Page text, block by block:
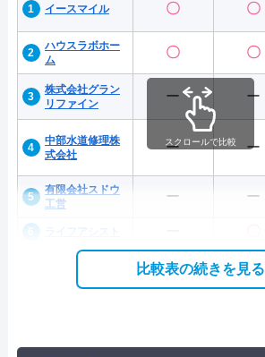
イースマイル 〇 〇
ハウスラボホー
ム
〇 〇
株式会社グラン
リファイン
ー ー
中部水道修理株
式会社
ー ー
有限会社スドウ
工営
ー ー
スクロールで比較
比較表の続きを見る